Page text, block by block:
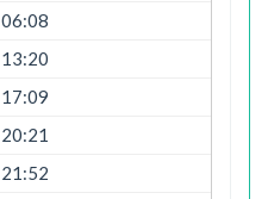
06:08
13:20
17:09
20:21
21:52